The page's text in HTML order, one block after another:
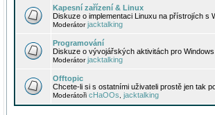
Kapesní zařízení & Linux
Diskuze o implementaci Linuxu na přístrojích s
Moderátorjacktalking
Programování
Diskuze o vývojářských aktivitách pro Windows
Moderátorjacktalking
Offtopic
Chcete-li si s ostatními uživateli prostě jen tak
Moderátoři cHaOOs jacktalking